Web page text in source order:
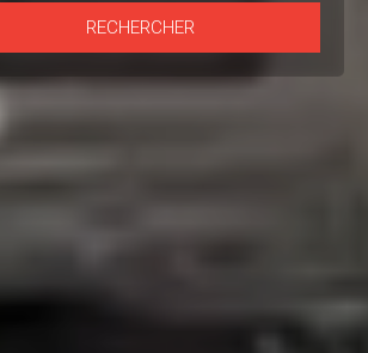
RECHERCHER